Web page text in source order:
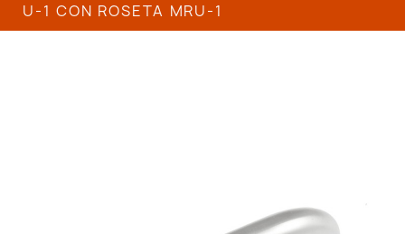
U-1 CON ROSETA MRU-1